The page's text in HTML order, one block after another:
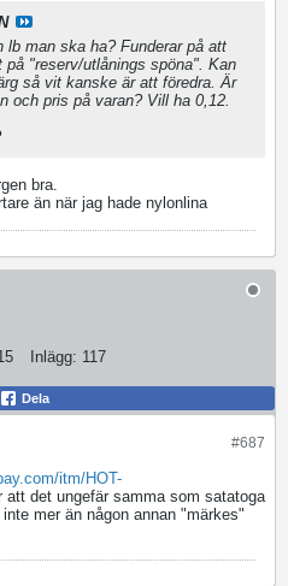
lb man ska ha? Funderar på att
"reserv/utlånings spöna". Kan
så vit kanske är att föredra. Är
och pris på varan? Vill ha 0,12.
bra.
än när jag hade nylonlina
Inlägg: 117
Dela
#687
itm/HOT-
att det ungefär samma som satatoga
mer än någon annan "märkes"